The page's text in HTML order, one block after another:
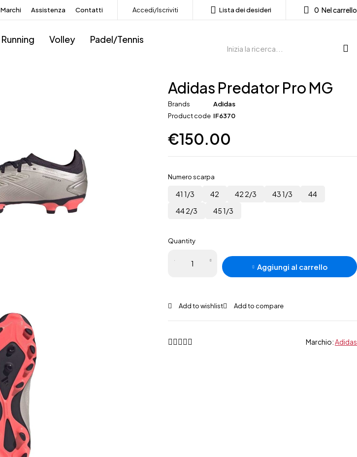
Marchi Assistenza Contatti Accedi/Iscriviti Lista dei desideri 0 Nel carrello
Running Volley
Padel/Tennis
Adidas Predator Pro MG
Brands
Adidas
Product code IF6370
€150.00
Numero scarpa
41 1/3 42 42 2/3 43 1/3
44
44 2/3
45 1/3
Quantity
Predator
Aggiungi al carrello
Marchio:Adidas